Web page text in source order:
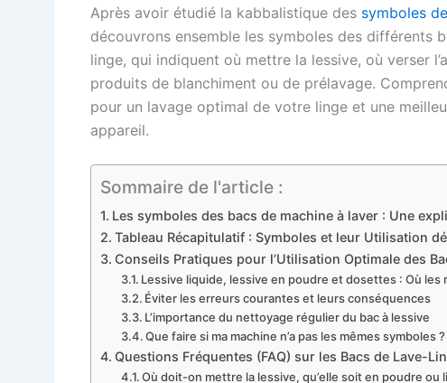
Après avoir étudié la kabbalistique des symboles
découvrons ensemble les symboles des différents
linge, qui indiquent où mettre la lessive, où verser
produits de blanchiment ou de prélavage.
pour un lavage optimal de votre linge et une
appareil.
Sommaire de l'article :
Les symboles des bacs de machine à laver : Une
Tableau Récapitulatif : Symboles et leur Utilisation
Conseils Pratiques pour l’Utilisation Optimale des
Lessive liquide, lessive en poudre et dosettes : Où les
Éviter les erreurs courantes et leurs conséquences
L’importance du nettoyage régulier du bac à lessive
Que faire si ma machine n’a pas les mêmes symboles ?
Questions Fréquentes (FAQ) sur les Bacs de Lave-
Où doit-on mettre la lessive, qu’elle soit en poudre ou